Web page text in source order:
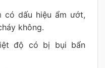
có dấu hiệu ẩm ướt,
không.
độ có bị bụi bẩn